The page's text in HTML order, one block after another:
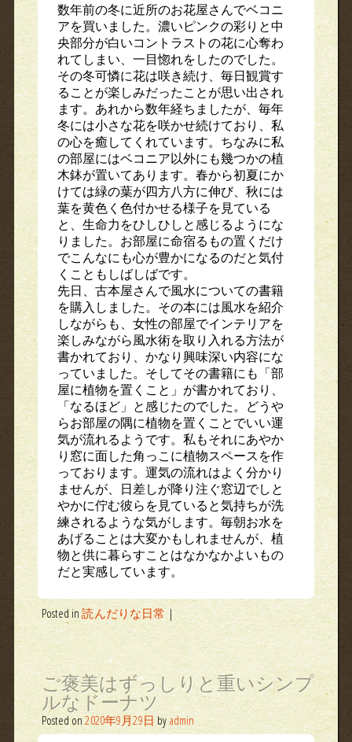
数年前の冬に近所のお花屋さんでベコニ
アを買いました。濃いピンクの彩りと中
央部分が白いコントラストの花に心奪わ
れてしまい、一目惚れをしたのでした。
その冬可憐に花は咲き続け、毎日観賞す
ることが楽しみだったことが思い出され
ます。あれから数年経ちましたが、毎年
冬には小さな花を咲かせ続けており、私
の心を癒してくれています。ちなみに私
の部屋にはベコニア以外にも幾つかの植
木鉢が置いてあります。春から初夏にか
けては緑の葉が四方八方に伸び、秋には
葉を黄色く色付かせる様子を見ている
と、生命力をひしひしと感じるようにな
りました。お部屋に命宿るもの置くだけ
でこんなにも心が豊かになるのだと気付
くこともしばしばです。
先日、古本屋さんで風水についての書籍
を購入しました。その本には風水を紹介
しながらも、女性の部屋でインテリアを
楽しみながら風水術を取り入れる方法が
書かれており、かなり興味深い内容にな
っていました。そしてその書籍にも「部
屋に植物を置くこと」が書かれており、
「なるほど」と感じたのでした。どうや
らお部屋の隅に植物を置くことでいい運
気が流れるようです。私もそれにあやか
り窓に面した角っこに植物スペースを作
っております。運気の流れはよく分かり
ませんが、日差しが降り注ぐ窓辺でしと
やかに佇む彼らを見ていると気持ちが洗
練されるような気がします。毎朝お水を
あげることは大変かもしれませんが、植
物と供に暮らすことはなかなかよいもの
だと実感しています。
Posted in読んだりな日常 |
ご褒美はずっしりと重いシンプ
ルなドーナツ
Posted on2020年9月29日 by admin